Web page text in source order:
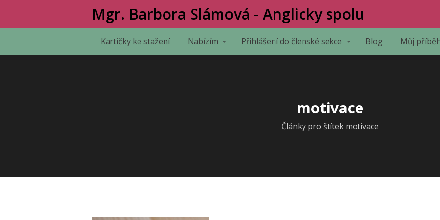
Mgr. Barbora Slámová - Anglicky spolu
Kartičky ke stažení Nabízím Přihlášení do členské sekce Blog Můj
motivace
Články pro štítek motivace